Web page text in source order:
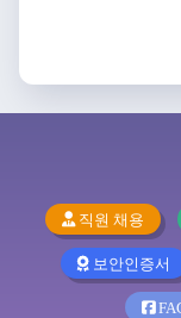
직원 채용
보안인증서